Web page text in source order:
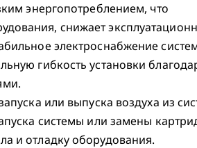
энергопотреблением, что
снижает
электроснабжение
гибкость установки
или выпуска воздуха из
системы или замены
и отладку оборудования.